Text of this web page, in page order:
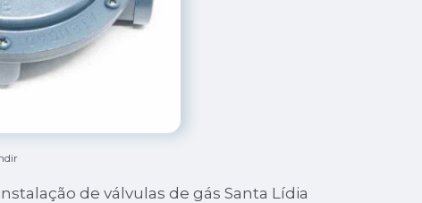
de válvulas de gás Santa Lídia